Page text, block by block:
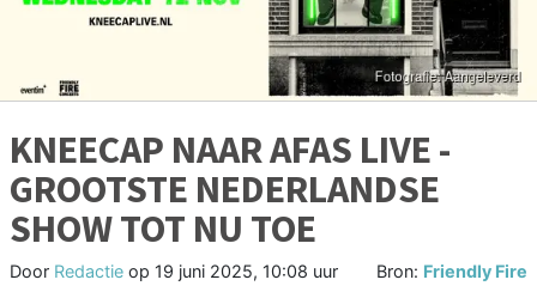
KNEECAP NAAR AFAS LIVE -
GROOTSTE NEDERLANDSE
SHOW TOT NU TOE
Door Redactie op 19 juni 2025, 10:08 uur Bron: Friendly Fire